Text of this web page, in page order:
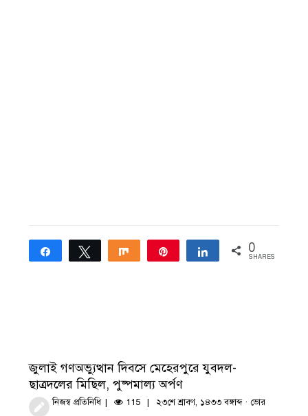
Share Tweet Share Share 0
SHARES
জুলাই গণঅভ্যুত্থান দিবসে মেহেরপুরে যুবদল-
ছাত্রদলের মিছিল, পুষ্পমাল্য অর্পণ
নিজস্ব প্রতিনিধি 115 ২৩শে শ্রাবণ, ১৪৩৩ বঙ্গাব্দ · ভোর